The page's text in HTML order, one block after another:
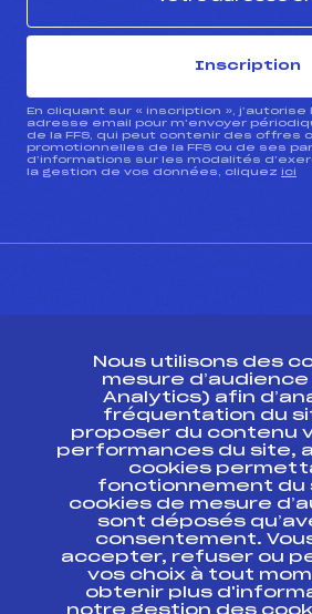
Inscription
En cliquant sur « inscription », j’autorise
adresse email pour m’envoyer
de la FFS, qui peut contenir des offres
promotionnelles de la FFS ou de ses
d’informations sur les modalités
la gestion de vos données, cliquez ici
Ressources
Pass’Neige
Projet sportif fédéral
Projet de performance
Antidopage
Pôle Développement,
Scientifique
Listes ministérielles
Nous utilisons des
mesure d’audience
Analytics) afin
fréquentation du
proposer du contenu
performances du site,
cookies
fonctionnement du
cookies de mesure
sont déposés
consentement.
accepter, refuser ou
vos choix à tout
obtenir plus
notre gestion des